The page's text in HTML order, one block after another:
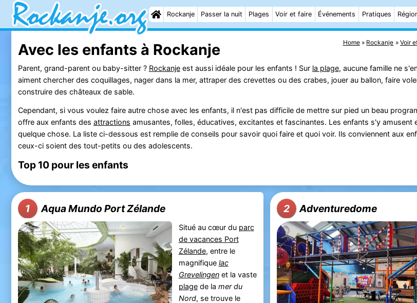
Rockanje Passer la nuit Plages Voir et faire Événements Pratiques
Home Rockanje Voir
Avec les enfants à Rockanje
Parent, grand-parent ou baby-sitter ? Rockanjeest aussi idéale pour les enfants ! Sur la plage, aucune famille ne
aiment chercher des coquillages, nager dans la mer, attraper des crevettes ou des crabes, jouer au ballon, faire
construire des châteaux de sable.
Cependant, si vous voulez faire autre chose avec les enfants, il n'est pas difficile de mettre sur pied un beau
offre aux enfants des attractions amusantes, folles, éducatives, excitantes et fascinantes. Les enfants s'y amusent
quelque chose. La liste ci-dessous est remplie de conseils pour savoir quoi faire et quoi voir. Ils conviennent aux
ceux-ci soient des tout-petits ou des adolescents.
Top 10 pour les enfants
1 Aqua Mundo Port Zélande
Situé au cœur du parc
de vacances Port
Zélande, entre le
magnifique lac
Grevelingenet la vaste
plagede la mer du
Nord, se trouve le
2 Adventuredome